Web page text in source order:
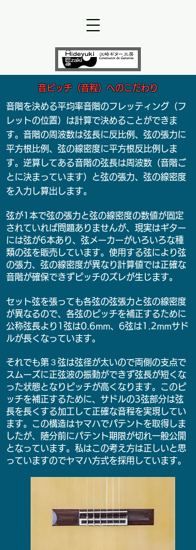
音ピッチ（音程）へのこだわり
音階を決める平均率音階のフレッティング（フ
レットの位置）は計算で決めることができま
す。音階の周波数は弦長に反比例、弦の張力に
平方根比例、弦の線密度に平方根反比例しま
す。逆算してある音階の弦長は周波数（音階ご
とに決まっています）と弦の張力、弦の線密度
を入力し算出します。
弦が1本で弦の張力と弦の線密度の数値が固定
されていれば問題ありませんが、現実はギター
には弦が6本あり、弦メーカーがいろいろな種
類の弦を販売しています。使用する弦により弦
の張力、弦の線密度が異なり計算値では正確な
音階が確保できずピッチのズレが生じます。
セット弦を張っても各弦の弦張力と弦の線密度
が異なるので、各弦のピッチを補正するために
公称弦長より1弦は0.6mm、6弦は1.2mmサド
ルが長くなっています。
それでも第３弦は弦径が太いので両側の支点で
スムーズに正弦波の振動ができず弦長が短くな
った状態となりピッチが高くなります。このピ
ッチを補正するために、サドルの3弦部分は弦
長を長くする加工して正確な音程を実現してい
ます。この構造はヤマハでパテントを取得しま
したが、随分前にパテント期限が切れ一般公開
となっています。私はこの考え方は正しいと思
っていますのでヤマハ方式を採用しています。